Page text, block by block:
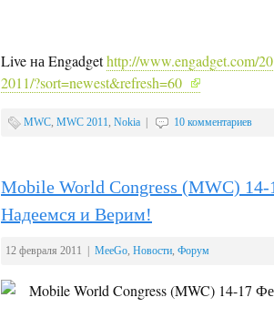
Live на Engadgethttp://www.engadget.com/
2011/?sort=newest&refresh=60
MWC, MWC 2011, Nokia 10 комментариев
Mobile World Congress (MWC)
Надеемся и Верим!
12 февраля 2011 | MeeGo, Новости, Форум